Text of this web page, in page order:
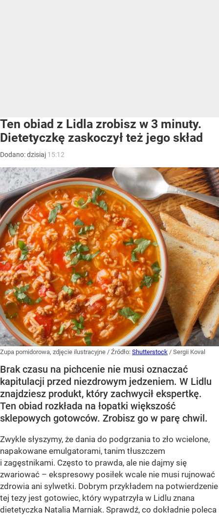
Ten obiad z Lidla zrobisz w 3 minuty.
Dietetyczkę zaskoczył też jego skład
Dodano:dzisiaj 15:12
Zupa pomidorowa, zdjęcie ilustracyjne / Źródło: Shutterstock / Sergii Koval
Brak czasu na pichcenie nie musi oznaczać
kapitulacji przed niezdrowym jedzeniem. W Lidlu
znajdziesz produkt, który zachwycił ekspertkę.
Ten obiad rozkłada na łopatki większość
sklepowych gotowców. Zrobisz go w parę chwil.
Zwykle słyszymy, że dania do podgrzania to zło wcielone,
napakowane emulgatorami, tanim tłuszczem
i zagęstnikami. Często to prawda, ale nie dajmy się
zwariować – ekspresowy posiłek wcale nie musi rujnować
zdrowia ani sylwetki. Dobrym przykładem na potwierdzenie
tej tezy jest gotowiec, który wypatrzyła w Lidlu znana
dietetyczka Natalia Marniak. Sprawdź, co dokładnie poleca